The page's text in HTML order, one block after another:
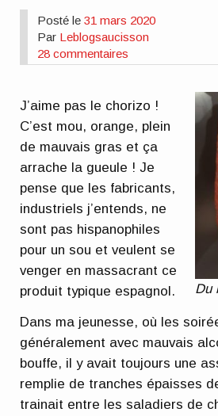
Posté le31 mars 2020
Par Leblogsaucisson
28 commentaires
Du
J’aime pas le chorizo !
C’est mou, orange, plein
de mauvais gras et ça
arrache la gueule ! Je
pense que les fabricants,
industriels j’entends, ne
sont pas hispanophiles
pour un sou et veulent se
venger en massacrant ce
produit typique espagnol.
Dans ma jeunesse, où les
généralement avec mauvais
bouffe, il y avait toujours une
remplie de tranches épaisses
trainait entre les saladiers de